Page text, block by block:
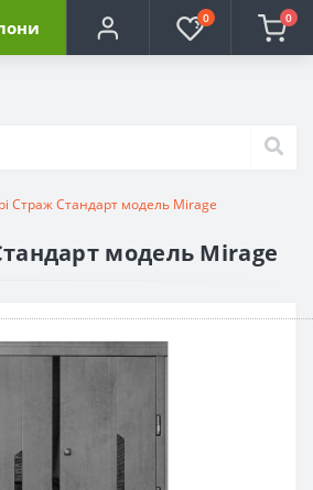
0 0
Страж Стандарт модель Mirage
модель Mirage